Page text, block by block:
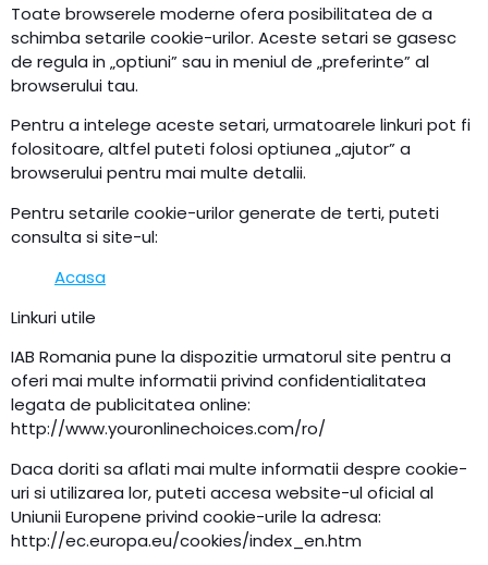
Toate browserele moderne ofera posibilitatea de a
schimba setarile cookie-urilor. Aceste setari se gasesc
de regula in „optiuni” sau in meniul de „preferinte” al
browserului tau.
Pentru a intelege aceste setari, urmatoarele linkuri pot fi
folositoare, altfel puteti folosi optiunea „ajutor” a
browserului pentru mai multe detalii.
Pentru setarile cookie-urilor generate de terti, puteti
consulta si site-ul:
Acasa
Linkuri utile
IAB Romania pune la dispozitie urmatorul site pentru a
oferi mai multe informatii privind confidentialitatea
legata de publicitatea online:
http://www.youronlinechoices.com/ro/
Daca doriti sa aflati mai multe informatii despre cookie-
uri si utilizarea lor, puteti accesa website-ul oficial al
Uniunii Europene privind cookie-urile la adresa:
http://ec.europa.eu/cookies/index_en.htm